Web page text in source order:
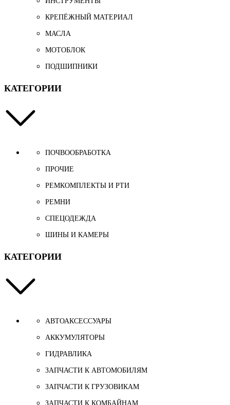
КРЕПЁЖНЫЙ МАТЕРИАЛ
МАСЛА
МОТОБЛОК
ПОДШИПНИКИ
КАТЕГОРИИ
ПОЧВООБРАБОТКА
ПРОЧИЕ
РЕМКОМПЛЕКТЫ И РТИ
РЕМНИ
СПЕЦОДЕЖДА
ШИНЫ И КАМЕРЫ
КАТЕГОРИИ
АВТОАКСЕССУАРЫ
АККУМУЛЯТОРЫ
ГИДРАВЛИКА
ЗАПЧАСТИ К АВТОМОБИЛЯМ
ЗАПЧАСТИ К ГРУЗОВИКАМ
ЗАПЧАСТИ К КОМБАЙНАМ